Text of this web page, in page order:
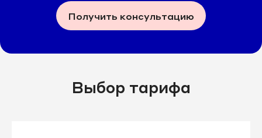
Получить консультацию
Выбор тарифа